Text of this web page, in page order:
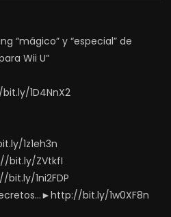
“mágico” y “especial” de
Wii U”
1D4NnX2
1z1eh3n
bit.ly/ZVtkfI
1ni2FDP
bit.ly/1w0XF8n